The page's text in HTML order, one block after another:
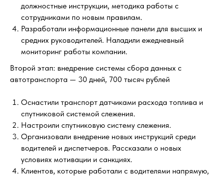
должностные инструкции, методика работы с
сотрудниками по новым правилам.
Разработали информационные панели для высших и
средних руководителей. Наладили ежедневный
мониторинг работы компании.
Второй этап: внедрение системы сбора данных с
автотранспорта — 30 дней, 700 тысяч рублей
Оснастили транспорт датчиками расхода топлива и
спутниковой системой слежения.
Настроили спутниковую систему слежения.
Организовали внедрение новых инструкций среди
водителей и диспетчеров. Рассказали о новых
условиях мотивации и санкциях.
Клиентов, которые работали с водителями напрямую,